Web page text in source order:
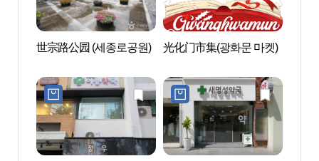
世宗路公园 (세종로공원) 光化门市集(광화문 마켓)